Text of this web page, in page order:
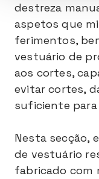
destreza
aspetos que
ferimentos,
vestuário de
aos cortes,
evitar cortes,
suficiente
Nesta secção,
de vestuário
fabricado com